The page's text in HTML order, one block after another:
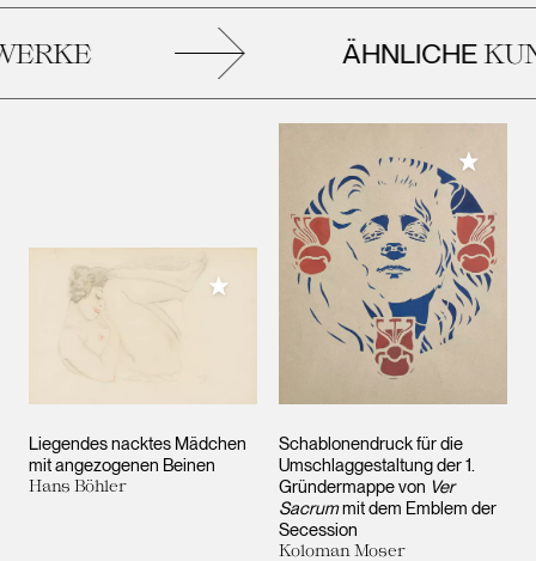
ÄHNLICHE
Liegendes nacktes Mädchen
mit angezogenen Beinen
Hans Böhler
Meiner Sammlung hinzufügen
Schablonendruck für die
Umschlaggestaltung der 1.
Gründermappe von Ver
Sacrummit dem Emblem der
Secession
Koloman Moser
Meiner